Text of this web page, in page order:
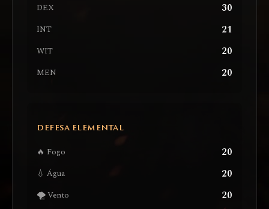
DEX 30
INT 21
WIT 20
MEN 20
DEFESA ELEMENTAL
🔥 Fogo 20
💧 Água 20
🌪️ Vento 20